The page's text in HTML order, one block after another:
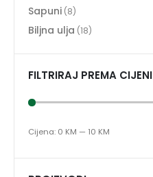
Sapuni (8)
Biljna ulja (18)
FILTRIRAJ PREMA CIJENI
Cijena: 0 KM — 10 KM